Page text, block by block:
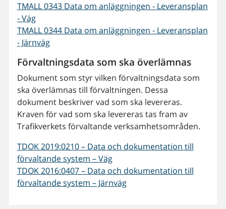
TMALL 0343 Data om anläggningen - Leveransplan
- Väg
TMALL 0344 Data om anläggningen - Leveransplan
- Järnväg
Förvaltningsdata som ska överlämnas
Dokument som styr vilken förvaltningsdata som
ska överlämnas till förvaltningen. Dessa
dokument beskriver vad som ska levereras.
Kraven för vad som ska levereras tas fram av
Trafikverkets förvaltande verksamhetsområden.
TDOK 2019:0210 – Data och dokumentation till
förvaltande system – Väg
TDOK 2016:0407 – Data och dokumentation till
förvaltande system – Järnväg